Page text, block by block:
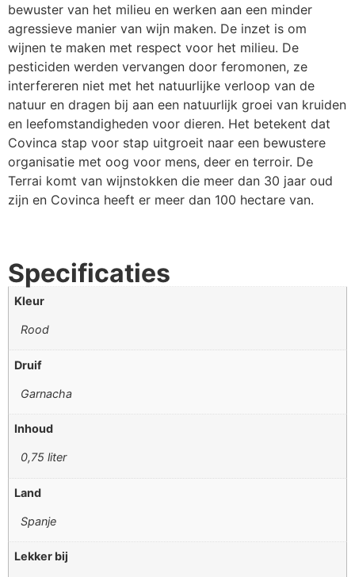
bewuster van het milieu en werken aan een minder
agressieve manier van wijn maken. De inzet is om
wijnen te maken met respect voor het milieu. De
pesticiden werden vervangen door feromonen, ze
interfereren niet met het natuurlijke verloop van de
natuur en dragen bij aan een natuurlijk groei van kruiden
en leefomstandigheden voor dieren. Het betekent dat
Covinca stap voor stap uitgroeit naar een bewustere
organisatie met oog voor mens, deer en terroir. De
Terrai komt van wijnstokken die meer dan 30 jaar oud
zijn en Covinca heeft er meer dan 100 hectare van.
Specificaties
Kleur
Rood
Druif
Garnacha
Inhoud
0,75 liter
Land
Spanje
Lekker bij